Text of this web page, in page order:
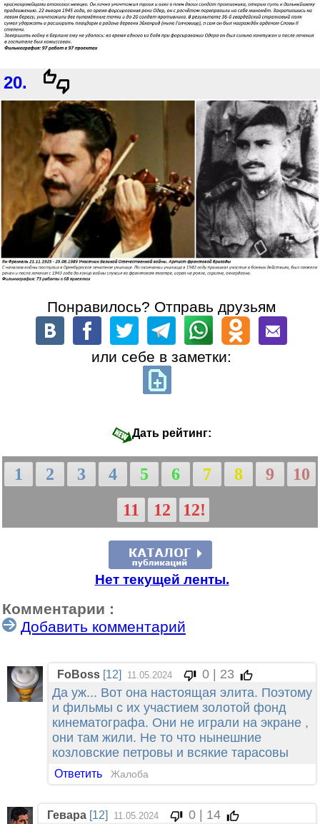
20.
Понравилось? Отправь друзьям
или себе в заметки:
Дать рейтинг:
1 2 3 4 5 6 7 8 9
10
11
12 12!
Нет текущей ленты.
Комментарии :
Добавить комментарий
FoBoss [12] 11.05.2024
0 | 23
Да уж... Вот она настоящая элита. Поэтому
и фильмы с их участием золотой фонд
кинематографа. Они не играли на экране ,
они там жили. Не то что нынешние
козловские петровы и всякие тарасовы
Ответить Жалоба
Гевара [12] 11.05.2024
0 | 14